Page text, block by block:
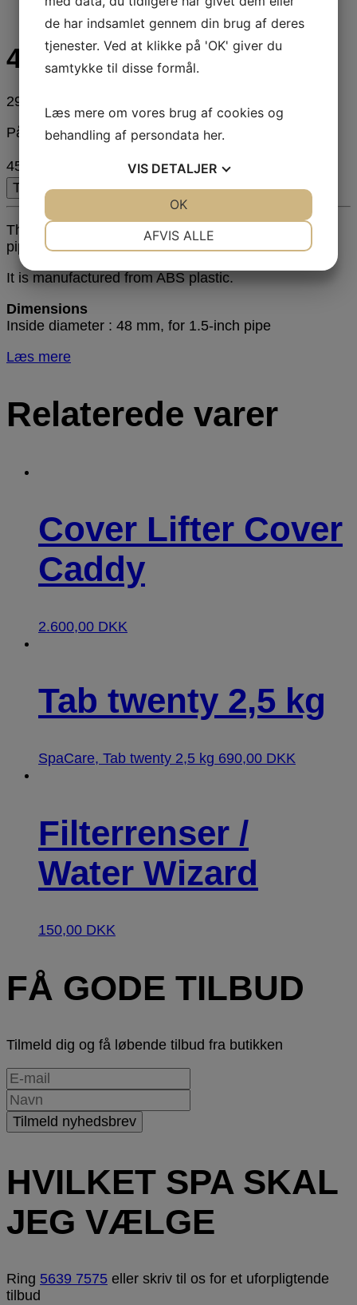
45 grader 1,5″ F
29,00
På lager
45 grader 1,5" F antal
Tilføj til kurv
This 45-degree sweep elbow connects two 1.5-inch
pipes (either rigid or flexible).
It is manufactured from ABS plastic.
Dimensions
Inside diameter : 48 mm, for 1.5-inch pipe
Læs mere
Relaterede varer
Cover Lifter Cover
Caddy
2.600,00 DKK
Tab twenty 2,5 kg
SpaCare, Tab twenty 2,5 kg 690,00 DKK
Filterrenser /
Water Wizard
150,00 DKK
FÅ GODE TILBUD
Tilmeld dig og få løbende tilbud fra butikken
HVILKET SPA SKAL
JEG VÆLGE
Ring 5639 7575 eller skriv til os for et uforpligtende
tilbud
de har indsamlet gennem din brug af deres
tjenester. Ved at klikke på 'OK' giver du
samtykke til disse formål.
Læs mere om vores brug af cookies og
behandling af persondata her.
VIS DETALJER
MARKETING STATISTIK
AFVIS ALLE
OK